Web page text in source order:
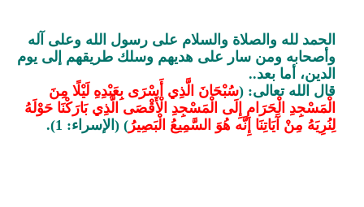
الحمد لله والصلاة والسلام على رسول الله وعلى آله
وأصحابه ومن سار على هديهم وسلك طريقهم إلى يوم
الدين، أما بعد..
قال الله تعالى: (سُبْحَانَ الَّذِي أَسْرَى بِعَبْدِهِ لَيْلًا مِنَ
الْمَسْجِدِ الْحَرَامِ إِلَى الْمَسْجِدِ الْأَقْصَى الَّذِي بَارَكْنَا حَوْلَهُ
لِنُرِيَهُ مِنْ آَيَاتِنَا إِنَّه هُوَ السَّمِيعُ الْبَصِيرُ ) (الإسراء: 1).